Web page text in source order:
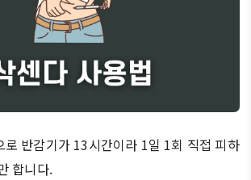
로 반감기가 13시간이라 1일 1회 직접 피하
합니다.